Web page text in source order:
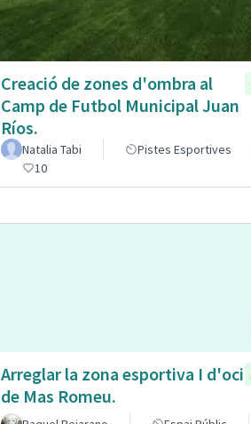
Creació de zones d'ombra al
Camp de Futbol Municipal Juan
Ríos.
Natalia Tabi Pistes Esportives
10
Arreglar la zona esportiva I d'oci
de Mas Romeu.